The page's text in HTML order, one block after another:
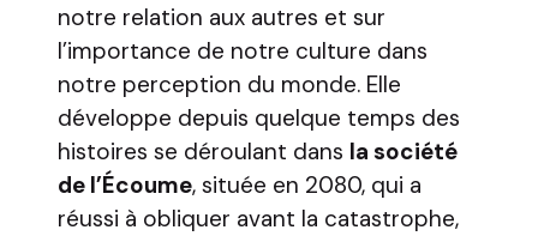
notre relation aux autres et sur
l’importance de notre culture dans
notre perception du monde. Elle
développe depuis quelque temps des
histoires se déroulant dans la société
de l’Écoume, située en 2080, qui a
réussi à obliquer avant la catastrophe,